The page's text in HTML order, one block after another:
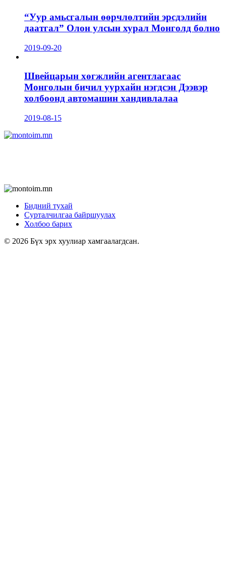
“Уур амьсгалын өөрчлөлтийн эрсдэлийн
даатгал” Олон улсын хурал Монголд болно
2019-09-20
Швейцарын хөгжлийн агентлагаас
Монголын бичил уурхайн нэгдсэн Дээвэр
холбоонд автомашин хандивлалаа
2019-08-15
Бидний тухай
Сурталчилгаа байршуулах
Холбоо барих
© 2026 Бүх эрх хуулиар хамгаалагдсан.